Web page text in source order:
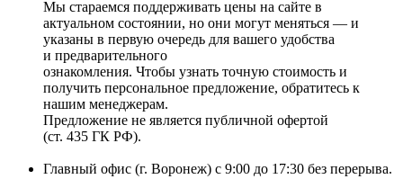
Мы стараемся поддерживать цены на сайте в
актуальном состоянии, но они могут меняться — и
указаны в первую очередь для вашего удобства
и предварительного
ознакомления. Чтобы узнать точную стоимость и
получить персональное предложение, обратитесь к
нашим менеджерам.
Предложение не является публичной офертой
(ст. 435 ГК РФ).
Главный офис (г. Воронеж) с 9:00 до 17:30 без перерыва.